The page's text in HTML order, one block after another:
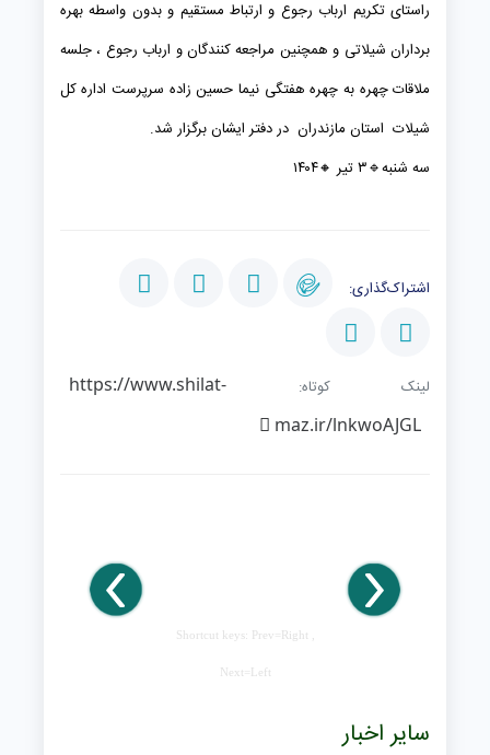
راستای تکریم ارباب رجوع و ارتباط مستقیم و بدون واسطه بهره
برداران شیلاتی و همچنین مراجعه کنندگان و ارباب رجوع ، جلسه
ملاقات چهره به چهره هفتگی نیما حسین زاده سرپرست اداره کل
شیلات استان مازندران در دفتر ایشان برگزار شد.
سه شنبه🔹️۳ تیر 🔸️۱۴۰۴
اشتراک‌گذاری:
لینک کوتاه:https://www.shilat-
maz.ir/lnkwoAJGL
Shortcut keys: Prev=Right ,
Next=Left
سایر اخبار